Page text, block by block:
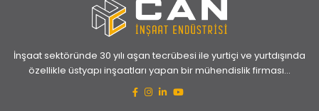
İnşaat sektöründe 30 yılı aşan tecrübesi ile yurtiçi ve yurtdışında
özellikle üstyapı inşaatları yapan bir mühendislik firması...